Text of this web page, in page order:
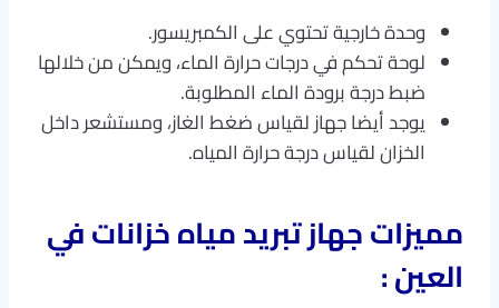
وحدة خارجية تحتوي على الكمبريسور.
لوحة تحكم في درجات حرارة الماء، ويمكن من خلالها
ضبط درجة برودة الماء المطلوبة.
يوجد أيضا جهاز لقياس ضغط الغاز، ومستشعر داخل
الخزان لقياس درجة حرارة المياه.
مميزات جهاز تبريد مياه خزانات في
العين :